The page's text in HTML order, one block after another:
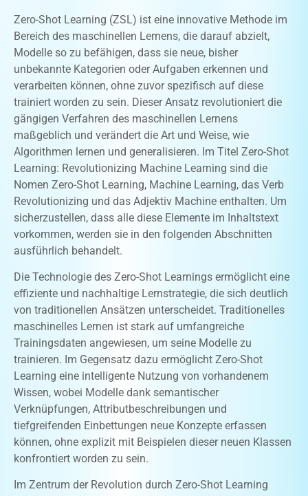
Zero-Shot Learning (ZSL) ist eine innovative Methode im
Bereich des maschinellen Lernens, die darauf abzielt,
Modelle so zu befähigen, dass sie neue, bisher
unbekannte Kategorien oder Aufgaben erkennen und
verarbeiten können, ohne zuvor spezifisch auf diese
trainiert worden zu sein. Dieser Ansatz revolutioniert die
gängigen Verfahren des maschinellen Lernens
maßgeblich und verändert die Art und Weise, wie
Algorithmen lernen und generalisieren. Im Titel Zero-Shot
Learning: Revolutionizing Machine Learning sind die
Nomen Zero-Shot Learning, Machine Learning, das Verb
Revolutionizing und das Adjektiv Machine enthalten. Um
sicherzustellen, dass alle diese Elemente im Inhaltstext
vorkommen, werden sie in den folgenden Abschnitten
ausführlich behandelt.
Die Technologie des Zero-Shot Learnings ermöglicht eine
effiziente und nachhaltige Lernstrategie, die sich deutlich
von traditionellen Ansätzen unterscheidet. Traditionelles
maschinelles Lernen ist stark auf umfangreiche
Trainingsdaten angewiesen, um seine Modelle zu
trainieren. Im Gegensatz dazu ermöglicht Zero-Shot
Learning eine intelligente Nutzung von vorhandenem
Wissen, wobei Modelle dank semantischer
Verknüpfungen, Attributbeschreibungen und
tiefgreifenden Einbettungen neue Konzepte erfassen
können, ohne explizit mit Beispielen dieser neuen Klassen
konfrontiert worden zu sein.
Im Zentrum der Revolution durch Zero-Shot Learning